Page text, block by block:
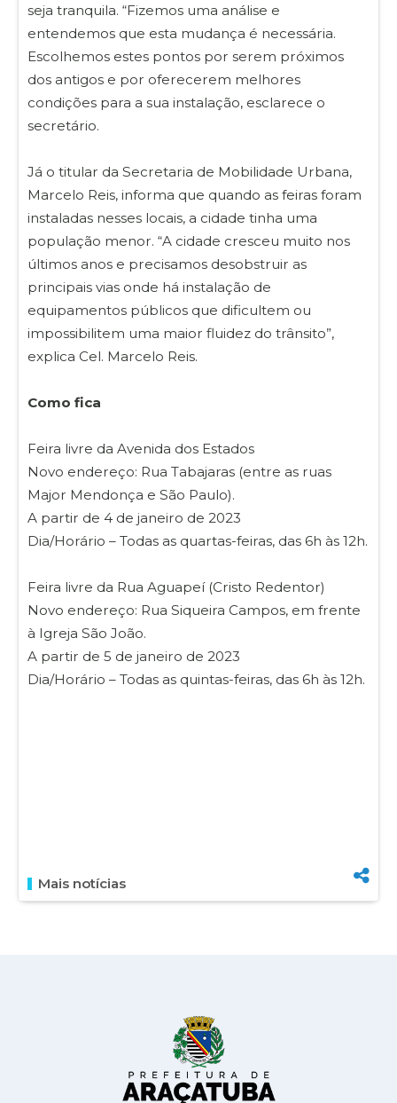
seja tranquila. “Fizemos uma análise e
entendemos que esta mudança é necessária.
Escolhemos estes pontos por serem próximos
dos antigos e por oferecerem melhores
condições para a sua instalação, esclarece o
secretário.
Já o titular da Secretaria de Mobilidade Urbana,
Marcelo Reis, informa que quando as feiras foram
instaladas nesses locais, a cidade tinha uma
população menor. “A cidade cresceu muito nos
últimos anos e precisamos desobstruir as
principais vias onde há instalação de
equipamentos públicos que dificultem ou
impossibilitem uma maior fluidez do trânsito”,
explica Cel. Marcelo Reis.
Como fica
Feira livre da Avenida dos Estados
Novo endereço: Rua Tabajaras (entre as ruas
Major Mendonça e São Paulo).
A partir de 4 de janeiro de 2023
Dia/Horário – Todas as quartas-feiras, das 6h às 12h.
Feira livre da Rua Aguapeí (Cristo Redentor)
Novo endereço: Rua Siqueira Campos, em frente
à Igreja São João.
A partir de 5 de janeiro de 2023
Dia/Horário – Todas as quintas-feiras, das 6h às 12h.
Mais notícias